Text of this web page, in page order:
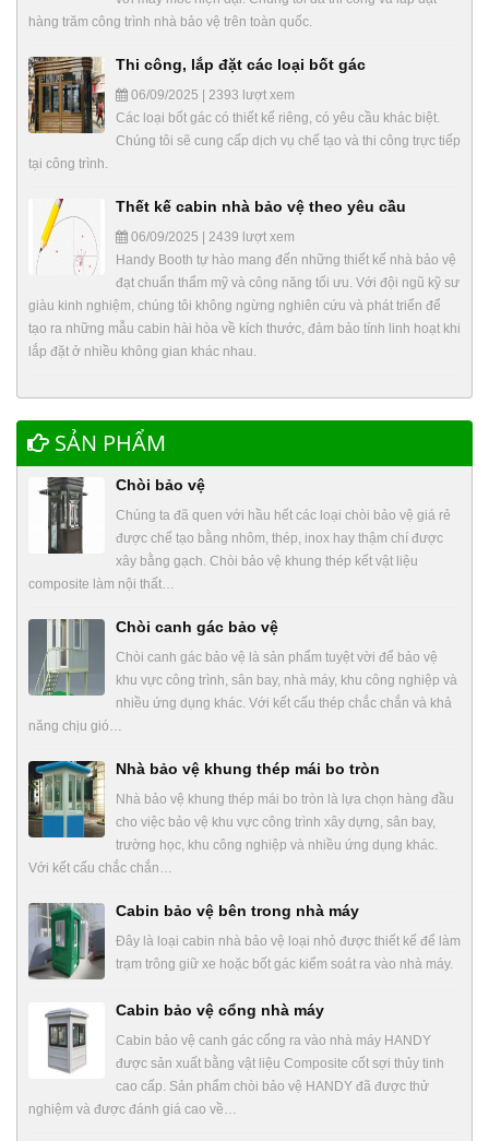
hàng trăm công trình nhà bảo vệ trên toàn quốc.
Thi công, lắp đặt các loại bốt gác
06/09/2025 | 2393 lượt xem
Các loại bốt gác có thiết kế riêng, có yêu cầu khác biệt.
Chúng tôi sẽ cung cấp dịch vụ chế tạo và thi công trực tiếp
tại công trình.
Thết kế cabin nhà bảo vệ theo yêu cầu
06/09/2025 | 2439 lượt xem
Handy Booth tự hào mang đến những thiết kế nhà bảo vệ
đạt chuẩn thẩm mỹ và công năng tối ưu. Với đội ngũ kỹ sư
giàu kinh nghiệm, chúng tôi không ngừng nghiên cứu và phát triển để
tạo ra những mẫu cabin hài hòa về kích thước, đảm bảo tính linh hoạt khi
lắp đặt ở nhiều không gian khác nhau.
SẢN PHẨM
Chòi bảo vệ
Chúng ta đã quen với hầu hết các loại chòi bảo vệ giá rẻ
được chế tạo bằng nhôm, thép, inox hay thậm chí được
xây bằng gạch. Chòi bảo vệ khung thép kết vật liệu
composite làm nội thất…
Chòi canh gác bảo vệ
Chòi canh gác bảo vệ là sản phẩm tuyệt vời để bảo vệ
khu vực công trình, sân bay, nhà máy, khu công nghiệp và
nhiều ứng dụng khác. Với kết cấu thép chắc chắn và khả
năng chịu gió…
Nhà bảo vệ khung thép mái bo tròn
Nhà bảo vệ khung thép mái bo tròn là lựa chọn hàng đầu
cho việc bảo vệ khu vực công trình xây dựng, sân bay,
trường học, khu công nghiệp và nhiều ứng dụng khác.
Với kết cấu chắc chắn…
Cabin bảo vệ bên trong nhà máy
Đây là loại cabin nhà bảo vệ loại nhỏ được thiết kế để làm
trạm trông giữ xe hoặc bốt gác kiểm soát ra vào nhà máy.
Cabin bảo vệ cổng nhà máy
Cabin bảo vệ canh gác cổng ra vào nhà máy HANDY
được sản xuất bằng vật liệu Composite cốt sợi thủy tinh
cao cấp. Sản phẩm chòi bảo vệ HANDY đã được thử
nghiệm và được đánh giá cao về…